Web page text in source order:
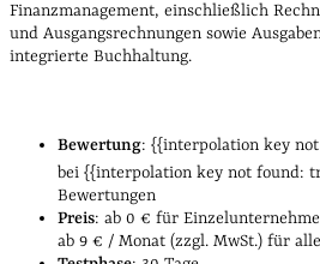
Finanzmanagement, einschließlich
und Ausgangsrechnungen sowie
integrierte Buchhaltung.
Bewertung: {{interpolation key
bei {{interpolation key not found:
Bewertungen
Preis: ab 0 € für
ab 9 € / Monat (zzgl. MwSt.) für